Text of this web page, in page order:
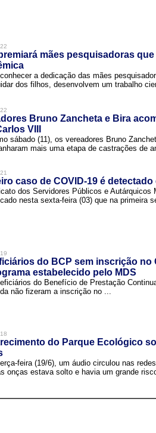
mães pesquisadoras
a dedicação das mães
dos filhos, desenvolvem um trabalho
Bruno Zancheta e Bira
VIII
sábado (11), os vereadores Bruno
mais uma etapa de castrações de
caso de COVID-19 é
dos Servidores Públicos e Autárquicos
nesta sexta-feira (03) que na primeira
do BCP sem inscrição
estabelecido pelo MDS
do Benefício de Prestação
não fizeram a inscrição no ...
do Parque Ecológico
feira (19/6), um áudio circulou nas
onças estava solto e havia um grande